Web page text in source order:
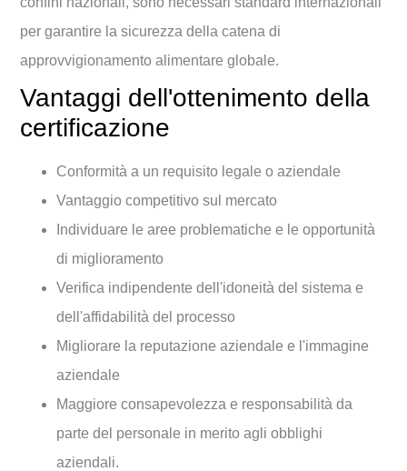
per garantire la sicurezza della catena di
approvvigionamento alimentare globale.
Vantaggi dell'ottenimento della
certificazione
Conformità a un requisito legale o aziendale
Vantaggio competitivo sul mercato
Individuare le aree problematiche e le opportunità
di miglioramento
Verifica indipendente dell'idoneità del sistema e
dell'affidabilità del processo
Migliorare la reputazione aziendale e l'immagine
aziendale
Maggiore consapevolezza e responsabilità da
parte del personale in merito agli obblighi
aziendali.